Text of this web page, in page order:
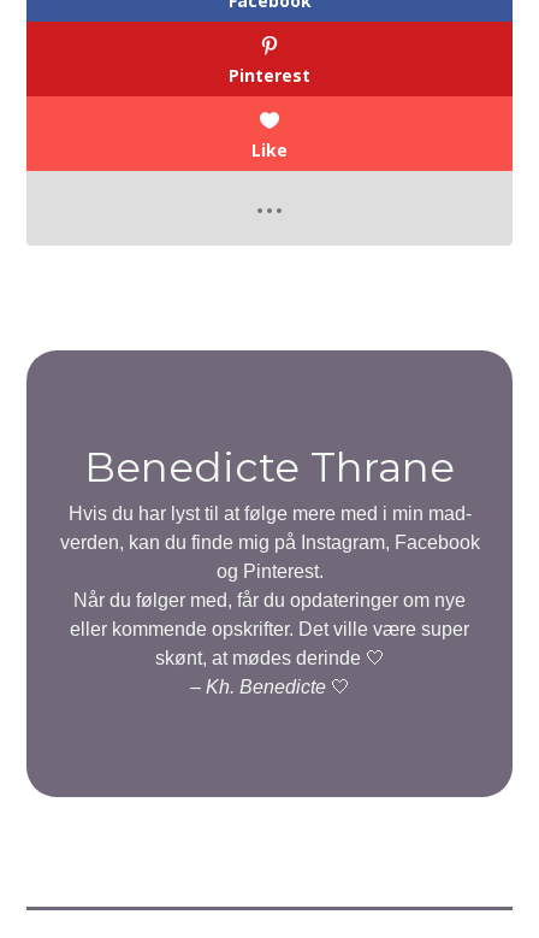
Pinterest
Like
Benedicte Thrane
Hvis du har lyst til at følge mere med i min mad-
verden, kan du finde mig på Instagram, Facebook
og Pinterest.
Når du følger med, får du opdateringer om nye
eller kommende opskrifter. Det ville være super
skønt, at mødes derinde 🤍
– Kh. Benedicte🤍